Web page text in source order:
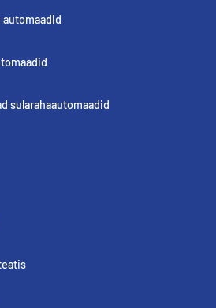
automaadid
sularahaautomaadid